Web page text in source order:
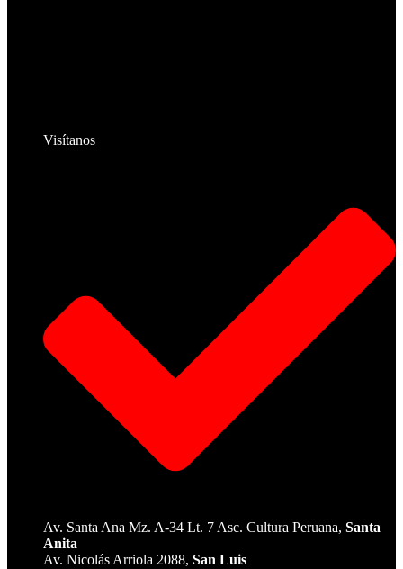
Visítanos
Av. Santa Ana Mz. A-34 Lt. 7 Asc. Cultura Peruana, Santa
Anita
Av. Nicolás Arriola 2088, San Luis